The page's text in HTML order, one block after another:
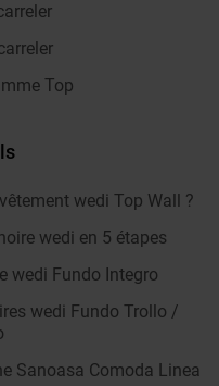
Top
wedi Top Wall ?
wedi en 5 étapes
wedi Fundo Integro
wedi Fundo Trollo /
Sanoasa Comoda Linea